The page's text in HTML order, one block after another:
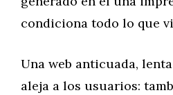
condiciona todo lo que
Una web anticuada,
aleja a los usuarios: